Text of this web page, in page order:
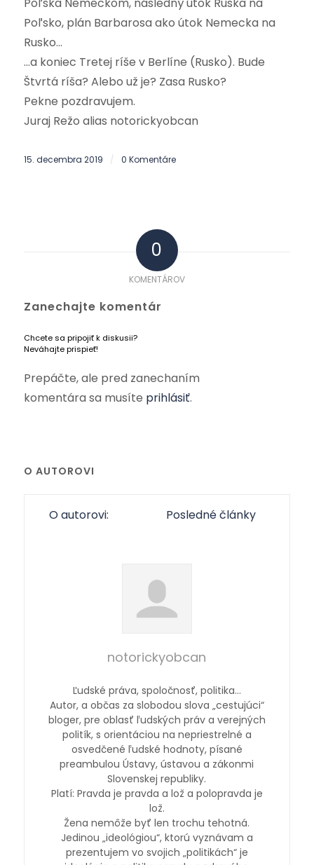
Poľsko, plán Barbarosa ako útok Nemecka na
Rusko…
…a koniec Tretej ríše v Berlíne (Rusko). Bude
Štvrtá ríša? Alebo už je? Zasa Rusko?
Pekne pozdravujem.
Juraj Režo alias notorickyobcan
15. decembra 2019 / 0 Komentáre
0
KOMENTÁROV
Zanechajte komentár
Chcete sa pripojiť k diskusii?
Neváhajte prispieť!
Prepáčte, ale pred zanechaním
komentára sa musíte prihlásiť.
O AUTOROVI
O autorovi: Posledné články
notorickyobcan
Ľudské práva, spoločnosť, politika…
Autor, a občas za slobodou slova „cestujúci“
bloger, pre oblasť ľudských práv a verejných
politík, s orientáciou na nepriestrelné a
osvedčené ľudské hodnoty, písané
preambulou Ústavy, ústavou a zákonmi
Slovenskej republiky.
Platí: Pravda je pravda a lož a polopravda je
lož.
Žena nemôže byť len trochu tehotná.
Jedinou „ideológiou“, ktorú vyznávam a
prezentujem vo svojich „politikách“ je